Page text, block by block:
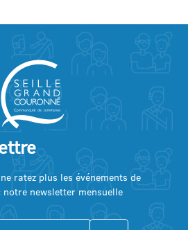
ratez plus les événements de
newsletter mensuelle